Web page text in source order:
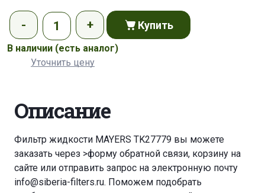
Купить
В наличии (есть аналог)
Уточнить цену
Описание
Фильтр жидкости MAYERS TK27779 вы можете
заказать через >форму обратной связи, корзину на
сайте или отправить запрос на электронную почту
info@siberia-filters.ru. Поможем подобрать